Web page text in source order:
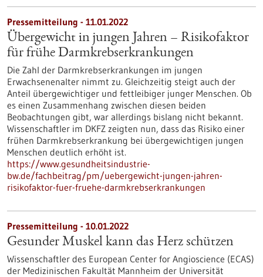
Pressemitteilung - 11.01.2022
Übergewicht in jungen Jahren – Risikofaktor
für frühe Darmkrebserkrankungen
Die Zahl der Darmkrebserkrankungen im jungen
Erwachsenenalter nimmt zu. Gleichzeitig steigt auch der
Anteil übergewichtiger und fettleibiger junger Menschen. Ob
es einen Zusammenhang zwischen diesen beiden
Beobachtungen gibt, war allerdings bislang nicht bekannt.
Wissenschaftler im DKFZ zeigten nun, dass das Risiko einer
frühen Darmkrebserkrankung bei übergewichtigen jungen
Menschen deutlich erhöht ist.
https://www.gesundheitsindustrie-
bw.de/fachbeitrag/pm/uebergewicht-jungen-jahren-
risikofaktor-fuer-fruehe-darmkrebserkrankungen
Pressemitteilung - 10.01.2022
Gesunder Muskel kann das Herz schützen
Wissenschaftler des European Center for Angioscience (ECAS)
der Medizinischen Fakultät Mannheim der Universität